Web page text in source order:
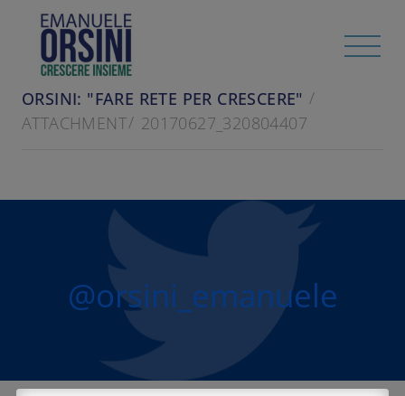
HOME/
RASSEGNA STAMPA
PAMBIANCO DESIGN - 27 APRILE 2017 -
ORSINI: "FARE RETE PER CRESCERE"
ATTACHMENT
20170627_320804407
@orsini_emanuele